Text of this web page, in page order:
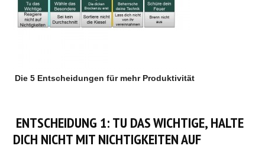
Die 5 Entscheidungen für mehr Produktivität
ENTSCHEIDUNG 1: TU DAS WICHTIGE, HALTE
DICH NICHT MIT NICHTIGKEITEN AUF